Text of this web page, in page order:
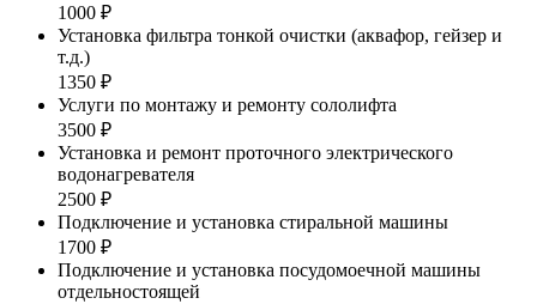
1000 ₽
Установка фильтра тонкой очистки (аквафор, гейзер и
т.д.)
1350 ₽
Услуги по монтажу и ремонту сололифта
3500 ₽
Установка и ремонт проточного электрического
водонагревателя
2500 ₽
Подключение и установка стиральной машины
1700 ₽
Подключение и установка посудомоечной машины
отдельностоящей